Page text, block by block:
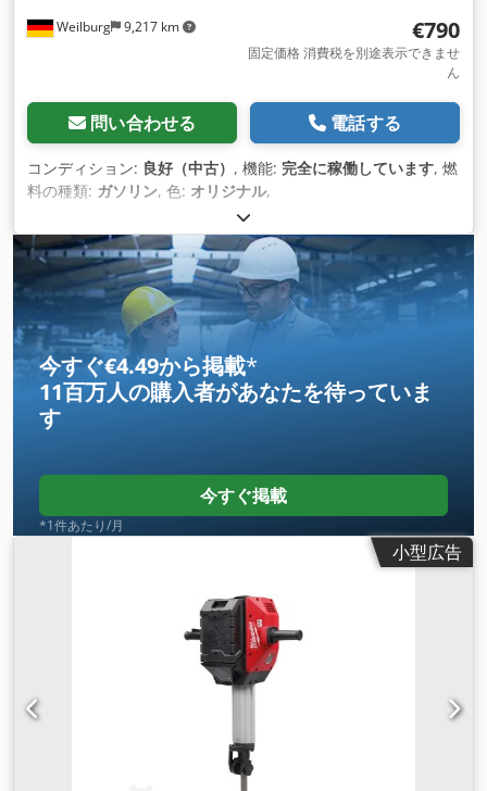
Weilburg 9,217 km €790
固定価格 消費税を別途表示できませ
ん
問い合わせる 電話する
コンディション: 良好（中古） , 機能: 完全に稼働しています, 燃
料の種類: ガソリン, 色: オリジナル,
今すぐ€4.49から掲載*
11百万人の購入者があなたを待っていま
す
今すぐ掲載
*1件あたり/月
小型広告